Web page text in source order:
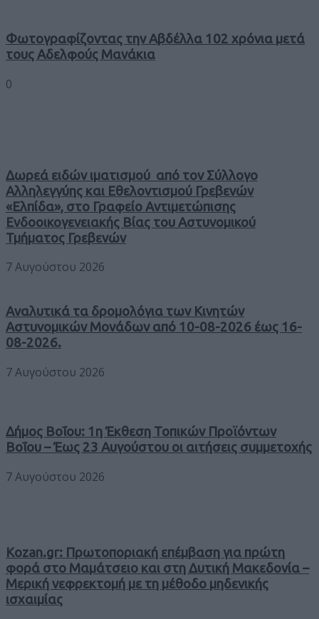
Φωτογραφίζοντας την Αβδέλλα 102 χρόνια μετά
τους Αδελφούς Μανάκια
0
Δωρεά ειδών ιματισμού από τον Σύλλογο
Αλληλεγγύης και Εθελοντισμού Γρεβενών
«Ελπίδα», στο Γραφείο Αντιμετώπισης
Ενδοοικογενειακής Βίας του Αστυνομικού
Τμήματος Γρεβενών
7 Αυγούστου 2026
Αναλυτικά τα δρομολόγια των Κινητών
Αστυνομικών Μονάδων από 10-08-2026 έως 16-
08-2026.
7 Αυγούστου 2026
Δήμος Βοΐου: 1η Έκθεση Τοπικών Προϊόντων
Βοΐου – Έως 23 Αυγούστου οι αιτήσεις συμμετοχής
7 Αυγούστου 2026
Kozan.gr: Πρωτοποριακή επέμβαση για πρώτη
φορά στο Μαμάτσειο και στη Δυτική Μακεδονία –
Μερική νεφρεκτομή με τη μέθοδο μηδενικής
ισχαιμίας